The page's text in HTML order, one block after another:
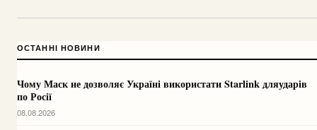
ОСТАННІ НОВИНИ
Чому Маск не дозволяє Україні використати Starlink дляударів
по Росії
08.08.2026